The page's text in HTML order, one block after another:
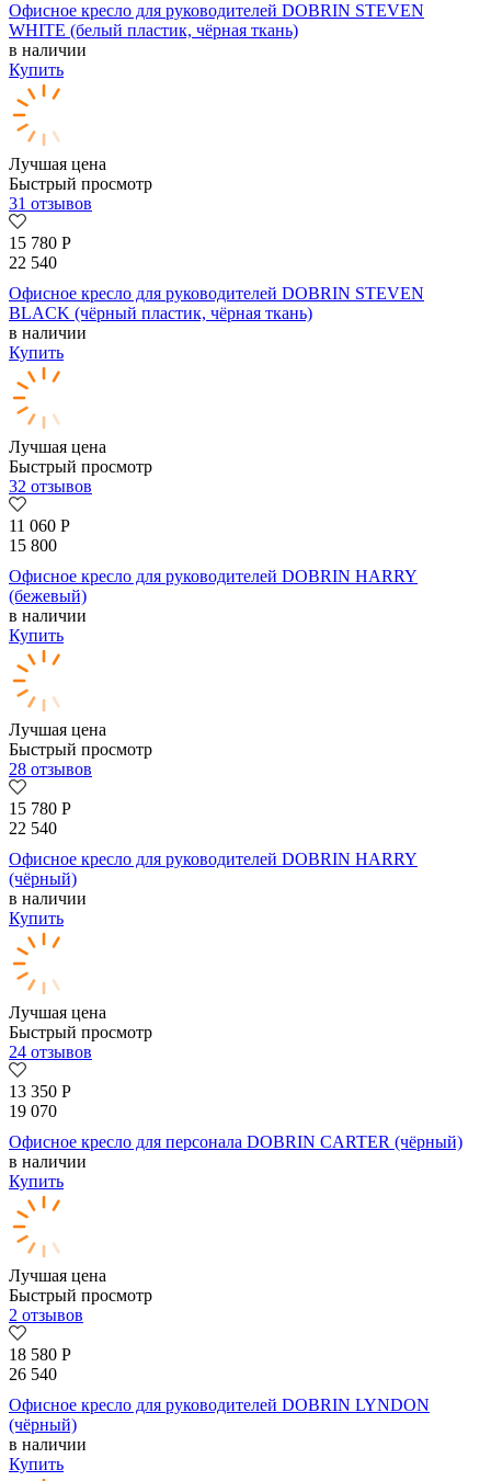
Офисное кресло для руководителей DOBRIN STEVEN
WHITE (белый пластик, чёрная ткань)
в наличии
Купить
Лучшая цена
Быстрый просмотр
31 отзывов
15 780 Р
22 540
Офисное кресло для руководителей DOBRIN STEVEN
BLACK (чёрный пластик, чёрная ткань)
в наличии
Купить
Лучшая цена
Быстрый просмотр
32 отзывов
11 060 Р
15 800
Офисное кресло для руководителей DOBRIN HARRY
(бежевый)
в наличии
Купить
Лучшая цена
Быстрый просмотр
28 отзывов
15 780 Р
22 540
Офисное кресло для руководителей DOBRIN HARRY
(чёрный)
в наличии
Купить
Лучшая цена
Быстрый просмотр
24 отзывов
13 350 Р
19 070
Офисное кресло для персонала DOBRIN CARTER (чёрный)
в наличии
Купить
Лучшая цена
Быстрый просмотр
2 отзывов
18 580 Р
26 540
Офисное кресло для руководителей DOBRIN LYNDON
(чёрный)
в наличии
Купить